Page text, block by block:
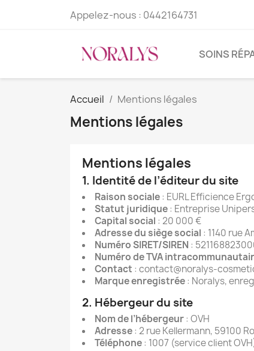
Appelez-nous : 0442164731
SOINS
Accueil Mentions légales
Mentions légales
Mentions légales
1. Identité de l’éditeur du site
Raison sociale: EURL Efficience
Statut juridique: Entreprise
Capital social : 20 000 €
Adresse du siège social : 1140 rue
Numéro SIRET/SIREN :
Numéro de TVA
Contact : contact@noralys-
Marque enregistrée: Noralys,
2. Hébergeur du site
Nom de l’hébergeur: OVH
Adresse: 2 rue Kellermann, 59100
Téléphone: 1007 (service client